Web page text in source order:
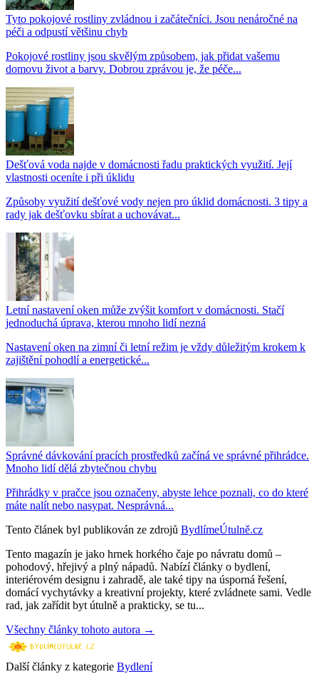
Tyto pokojové rostliny zvládnou i začátečníci. Jsou nenáročné na
péči a odpustí většinu chyb
Pokojové rostliny jsou skvělým způsobem, jak přidat vašemu
domovu život a barvy. Dobrou zprávou je, že péče...
Dešťová voda najde v domácnosti řadu praktických využití. Její
vlastnosti oceníte i při úklidu
Způsoby využití dešťové vody nejen pro úklid domácnosti. 3 tipy a
rady jak dešťovku sbírat a uchovávat...
Letní nastavení oken může zvýšit komfort v domácnosti. Stačí
jednoduchá úprava, kterou mnoho lidí nezná
Nastavení oken na zimní či letní režim je vždy důležitým krokem k
zajištění pohodlí a energetické...
Správné dávkování pracích prostředků začíná ve správné přihrádce.
Mnoho lidí dělá zbytečnou chybu
Přihrádky v pračce jsou označeny, abyste lehce poznali, co do které
máte nalít nebo nasypat. Nesprávná...
Tento článek byl publikován ze zdrojů BydlímeÚtulně.cz
Tento magazín je jako hrnek horkého čaje po návratu domů –
pohodový, hřejivý a plný nápadů. Nabízí články o bydlení,
interiérovém designu i zahradě, ale také tipy na úsporná řešení,
domácí vychytávky a kreativní projekty, které zvládnete sami. Vedle
rad, jak zařídit byt útulně a prakticky, se tu...
Všechny články tohoto autora →
Další články z kategorie Bydlení